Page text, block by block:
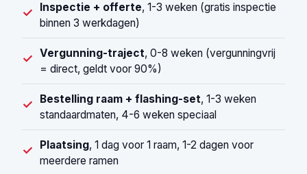
✓ Inspectie + offerte, 1-3 weken (gratis inspectie
binnen 3 werkdagen)
✓ Vergunning-traject, 0-8 weken (vergunningvrij
= direct, geldt voor 90%)
✓ Bestelling raam + flashing-set, 1-3 weken
standaardmaten, 4-6 weken speciaal
✓ Plaatsing, 1 dag voor 1 raam, 1-2 dagen voor
meerdere ramen